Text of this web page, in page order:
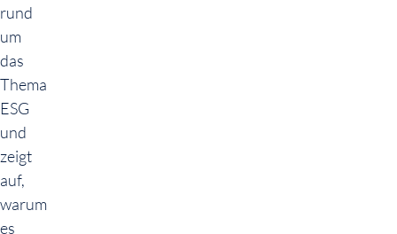
rund
um
das
Thema
ESG
und
zeigt
auf,
warum
es